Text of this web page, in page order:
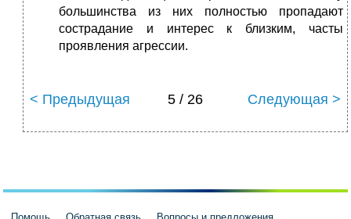
большинства из них полностью пропадают
сострадание и интерес к близким, часты
проявления агрессии.
< Предыдущая 5 / 26 Следующая >